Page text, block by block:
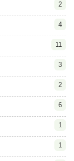
2
4
11
3
2
6
1
1